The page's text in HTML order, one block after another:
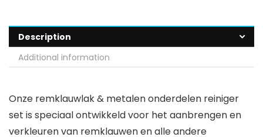
Description
Additional information
Onze remklauwlak & metalen onderdelen reiniger
set is speciaal ontwikkeld voor het aanbrengen en
verkleuren van remklauwen en alle andere